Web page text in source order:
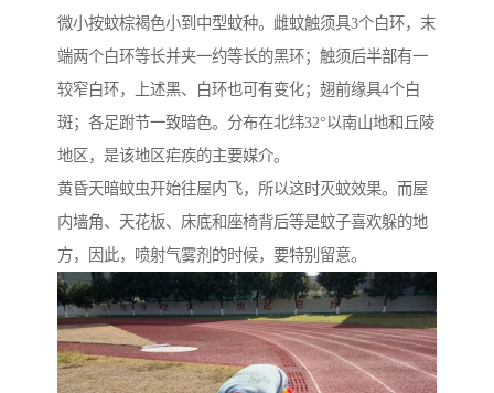
微小按蚊棕褐色小到中型蚊种。雌蚊触须具3个白环，末
端两个白环等长并夹一约等长的黑环；触须后半部有一
较窄白环，上述黑、白环也可有变化；翅前缘具4个白
斑；各足跗节一致暗色。分布在北纬32°以南山地和丘陵
地区，是该地区疟疾的主要媒介。
黄昏天暗蚊虫开始往屋内飞，所以这时灭蚊效果。而屋
内墙角、天花板、床底和座椅背后等是蚊子喜欢躲的地
方，因此，喷射气雾剂的时候，要特别留意。